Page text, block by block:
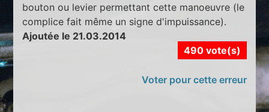
bouton ou levier permettant cette manoeuvre (le
complice fait même un signe d'impuissance).
Ajoutée le 21.03.2014
490 vote(s)
Voter pour cette erreur